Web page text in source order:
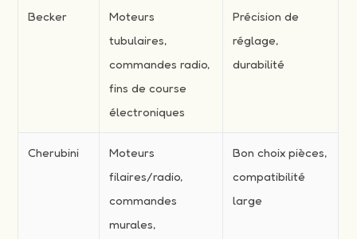
Becker
Moteurs
tubulaires,
commandes radio,
fins de course
électroniques
Précision de
réglage,
durabilité
Cherubini
Moteurs
filaires/radio,
commandes
murales,
Bon choix pièces,
compatibilité
large